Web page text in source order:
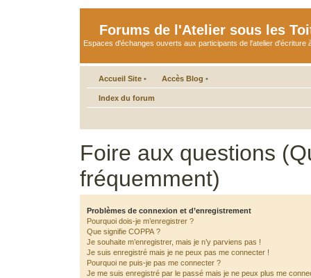
Forums de l'Atelier sous les
Espaces d'échanges ouverts aux participants de l'atelier d'écriture
Accueil Site • Accès Blog •
Index du forum
Foire aux questions
fréquemment)
Problèmes de connexion et d’enregistrement
Pourquoi dois-je m’enregistrer ?
Que signifie COPPA ?
Je souhaite m’enregistrer, mais je n’y parviens pas !
Je suis enregistré mais je ne peux pas me connecter !
Pourquoi ne puis-je pas me connecter ?
Je me suis enregistré par le passé mais je ne peux plus me